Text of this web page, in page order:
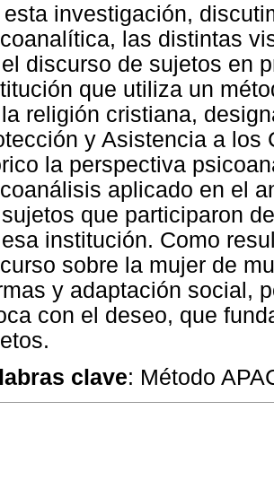
esta investigación,
las distintas
discurso de sujetos en
que utiliza un
religión cristiana,
y Asistencia a los
la perspectiva
aplicado en el
que participaron
institución. Como
sobre la mujer de
y adaptación social,
con el deseo, que
clave: Método